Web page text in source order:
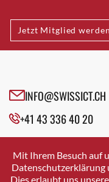
Bülach
Cazis
Cham
Davos Platz
Davos Platz 1
Dietikon
Dietlikon
Jetzt Mitglied werden
INFO@SWISSICT.CH
+41 43 336 40 20
SWISSICT
VULKANSTRASSE 120
8048 ZURICH
Mit Ihrem Besuch auf
Datenschutzerklärung
Dies erlaubt uns